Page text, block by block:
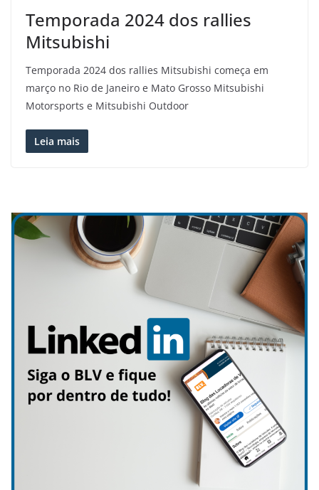
Temporada 2024 dos rallies
Mitsubishi
Temporada 2024 dos rallies Mitsubishi começa em
março no Rio de Janeiro e Mato Grosso Mitsubishi
Motorsports e Mitsubishi Outdoor
Leia mais